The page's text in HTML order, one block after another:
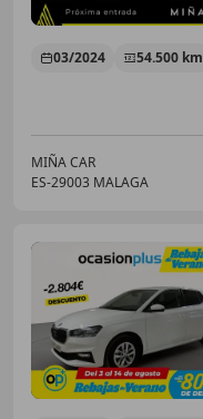
03/2024 54.500 km
MIÑA CAR
ES-29003 MALAGA